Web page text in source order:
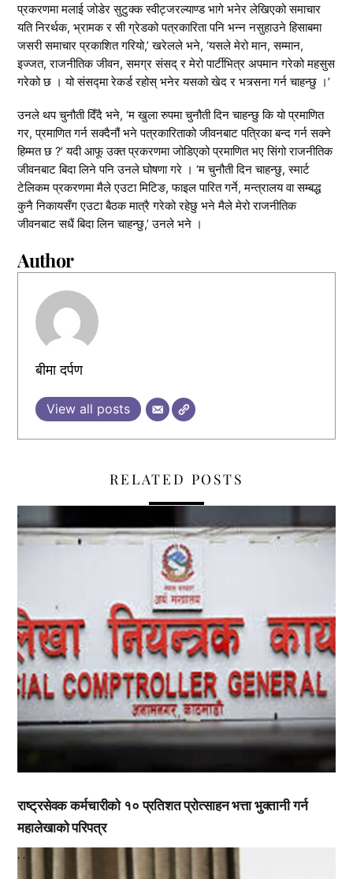
प्रकरणमा मलाई जोडेर सुटुक्क स्वीट्जरल्याण्ड भागे भनेर लेखिएको समाचार
यति निरर्थक, भ्रामक र सी ग्रेडको पत्रकारिता पनि भन्न नसुहाउने हिसाबमा
जसरी समाचार प्रकाशित गरियो,’ खरेलले भने, ‘यसले मेरो मान, सम्मान,
इज्जत, राजनीतिक जीवन, समग्र संसद् र मेरो पार्टीभित्र अपमान गरेको महसुस
गरेको छ । यो संसद्मा रेकर्ड रहोस् भनेर यसको खेद र भत्र्सना गर्न चाहन्छु ।’
उनले थप चुनौती दिँदै भने, ‘म खुला रुपमा चुनौती दिन चाहन्छु कि यो प्रमाणित
गर, प्रमाणित गर्न सक्दैनौं भने पत्रकारिताको जीवनबाट पत्रिका बन्द गर्न सक्ने
हिम्मत छ ?’ यदी आफू उक्त प्रकरणमा जोडिएको प्रमाणित भए सिंगो राजनीतिक
जीवनबाट बिदा लिने पनि उनले घोषणा गरे । ‘म चुनौती दिन चाहन्छु, स्मार्ट
टेलिकम प्रकरणमा मैले एउटा मिटिङ, फाइल पारित गर्ने, मन्त्रालय वा सम्बद्ध
कुनै निकायसँग एउटा बैठक मात्रै गरेको रहेछु भने मैले मेरो राजनीतिक
जीवनबाट सधैं बिदा लिन चाहन्छु,’ उनले भने ।
Author
बीमा दर्पण
View all posts
RELATED POSTS
,
राष्ट्रसेवक कर्मचारीको १० प्रतिशत प्रोत्साहन भत्ता भुक्तानी गर्न
महालेखाको परिपत्र
, ,